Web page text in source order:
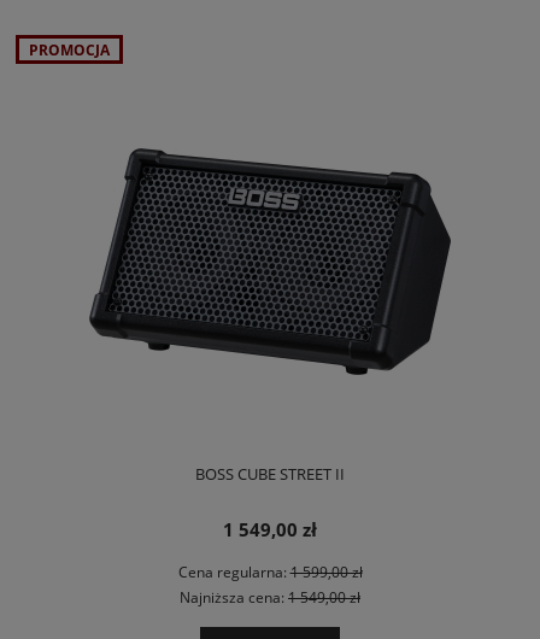
BOSS CUBE STREET II
1 549,00 zł
Cena regularna:1 599,00 zł
Najniższa cena: 1 549,00 zł
PROMOCJA